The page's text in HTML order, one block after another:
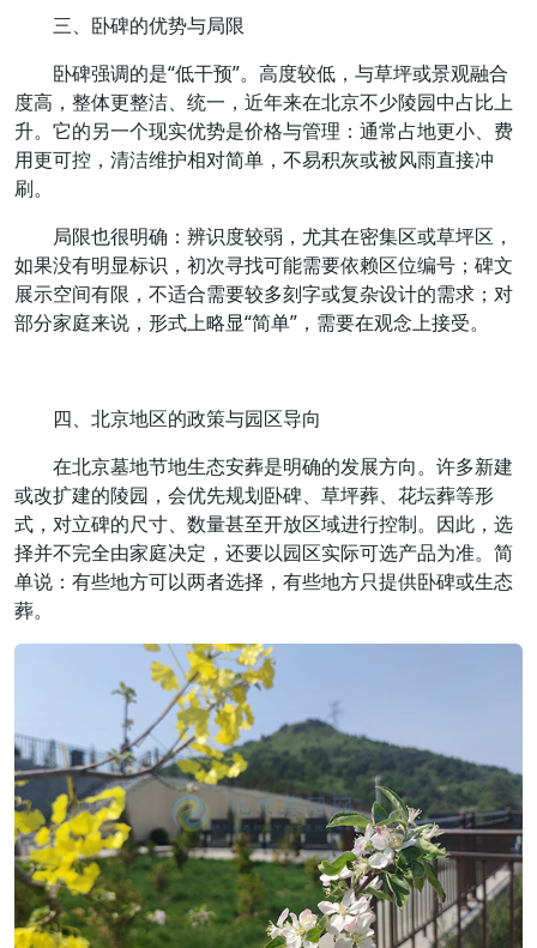
三、卧碑的优势与局限
卧碑强调的是“低干预”。高度较低，与草坪或景观融合
度高，整体更整洁、统一，近年来在北京不少陵园中占比上
升。它的另一个现实优势是价格与管理：通常占地更小、费
用更可控，清洁维护相对简单，不易积灰或被风雨直接冲
刷。
局限也很明确：辨识度较弱，尤其在密集区或草坪区，
如果没有明显标识，初次寻找可能需要依赖区位编号；碑文
展示空间有限，不适合需要较多刻字或复杂设计的需求；对
部分家庭来说，形式上略显“简单”，需要在观念上接受。
四、北京地区的政策与园区导向
在北京墓地节地生态安葬是明确的发展方向。许多新建
或改扩建的陵园，会优先规划卧碑、草坪葬、花坛葬等形
式，对立碑的尺寸、数量甚至开放区域进行控制。因此，选
择并不完全由家庭决定，还要以园区实际可选产品为准。简
单说：有些地方可以两者选择，有些地方只提供卧碑或生态
葬。